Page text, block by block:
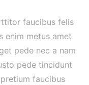
faucibus felis
enim metus amet
pede nec a nam
pede tincidunt
faucibus